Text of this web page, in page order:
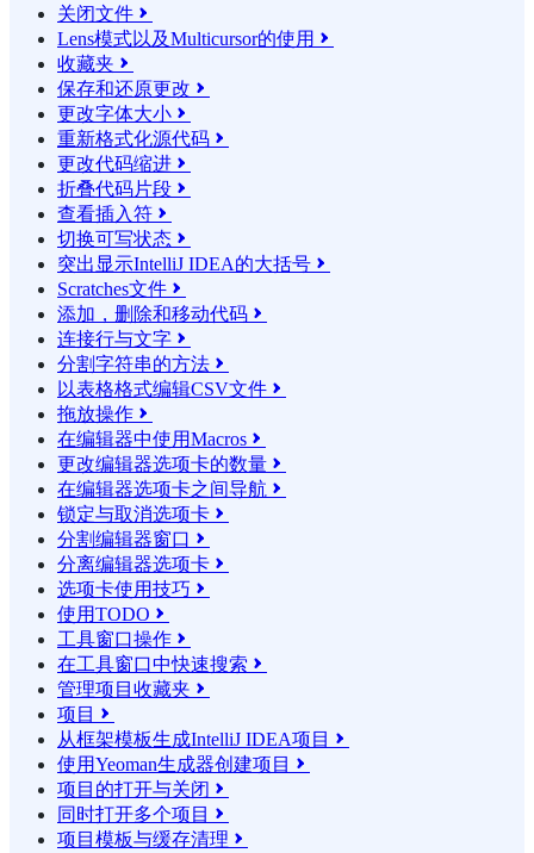
关闭文件 
Lens模式以及Multicursor的使用 
收藏夹 
保存和还原更改 
更改字体大小 
重新格式化源代码 
更改代码缩进 
折叠代码片段 
查看插入符 
切换可写状态 
突出显示IntelliJ IDEA的大括号 
Scratches文件 
添加，删除和移动代码 
连接行与文字 
分割字符串的方法 
以表格格式编辑CSV文件 
拖放操作 
在编辑器中使用Macros 
更改编辑器选项卡的数量 
在编辑器选项卡之间导航 
锁定与取消选项卡 
分割编辑器窗口 
分离编辑器选项卡 
选项卡使用技巧 
使用TODO 
工具窗口操作 
在工具窗口中快速搜索 
管理项目收藏夹 
项目 
从框架模板生成IntelliJ IDEA项目 
使用Yeoman生成器创建项目 
项目的打开与关闭 
同时打开多个项目 
项目模板与缓存清理 